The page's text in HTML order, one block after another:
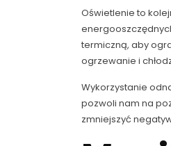
Oświetlenie to
termiczną, aby
ogrzewanie i
Wykorzystanie
pozwoli nam na
zmniejszyć